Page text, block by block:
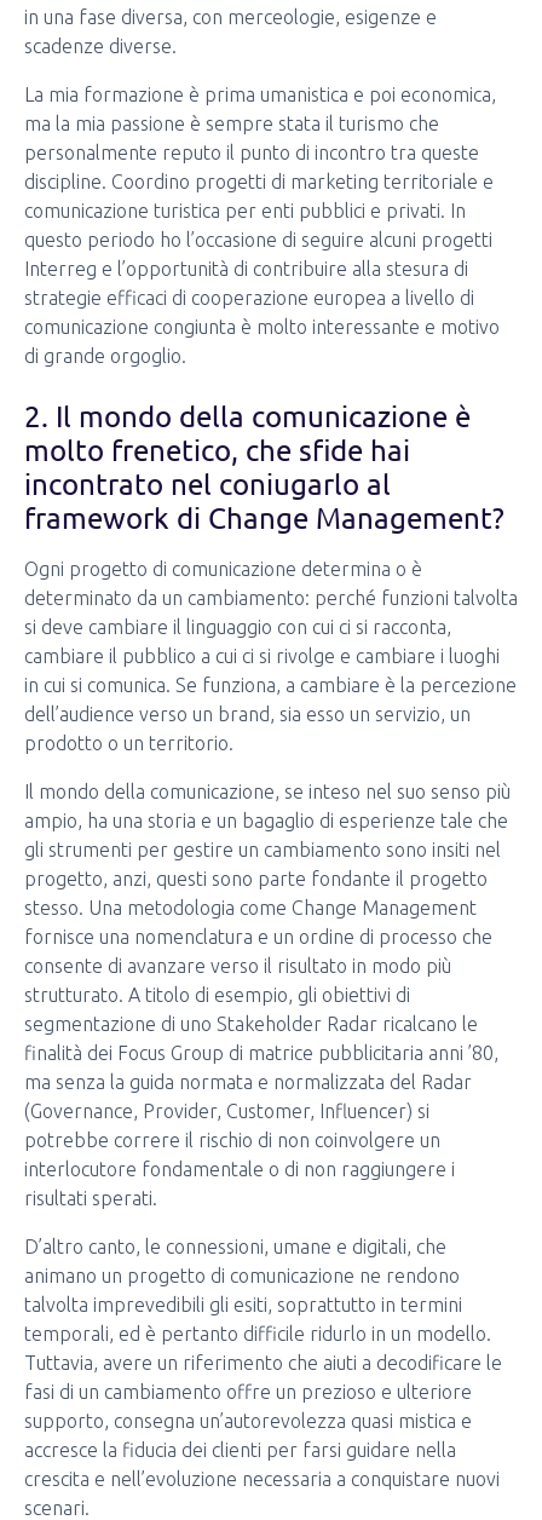
in una fase diversa, con merceologie, esigenze e
scadenze diverse.
La mia formazione è prima umanistica e poi economica,
ma la mia passione è sempre stata il turismo che
personalmente reputo il punto di incontro tra queste
discipline. Coordino progetti di marketing territoriale e
comunicazione turistica per enti pubblici e privati. In
questo periodo ho l’occasione di seguire alcuni progetti
Interreg e l’opportunità di contribuire alla stesura di
strategie efficaci di cooperazione europea a livello di
comunicazione congiunta è molto interessante e motivo
di grande orgoglio.
2. Il mondo della comunicazione è
molto frenetico, che sfide hai
incontrato nel coniugarlo al
framework di Change Management?
Ogni progetto di comunicazione determina o è
determinato da un cambiamento: perché funzioni talvolta
si deve cambiare il linguaggio con cui ci si racconta,
cambiare il pubblico a cui ci si rivolge e cambiare i luoghi
in cui si comunica. Se funziona, a cambiare è la percezione
dell’audience verso un brand, sia esso un servizio, un
prodotto o un territorio.
Il mondo della comunicazione, se inteso nel suo senso più
ampio, ha una storia e un bagaglio di esperienze tale che
gli strumenti per gestire un cambiamento sono insiti nel
progetto, anzi, questi sono parte fondante il progetto
stesso. Una metodologia come Change Management
fornisce una nomenclatura e un ordine di processo che
consente di avanzare verso il risultato in modo più
strutturato. A titolo di esempio, gli obiettivi di
segmentazione di uno Stakeholder Radar ricalcano le
finalità dei Focus Group di matrice pubblicitaria anni ’80,
ma senza la guida normata e normalizzata del Radar
(Governance, Provider, Customer, Influencer) si
potrebbe correre il rischio di non coinvolgere un
interlocutore fondamentale o di non raggiungere i
risultati sperati.
D’altro canto, le connessioni, umane e digitali, che
animano un progetto di comunicazione ne rendono
talvolta imprevedibili gli esiti, soprattutto in termini
temporali, ed è pertanto difficile ridurlo in un modello.
Tuttavia, avere un riferimento che aiuti a decodificare le
fasi di un cambiamento offre un prezioso e ulteriore
supporto, consegna un’autorevolezza quasi mistica e
accresce la fiducia dei clienti per farsi guidare nella
crescita e nell’evoluzione necessaria a conquistare nuovi
scenari.